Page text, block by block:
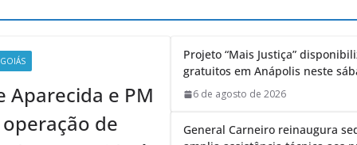
GOIÁS
Aparecida e PM
de
Projeto “Mais Justiça”
gratuitos em Anápolis neste
6 de agosto de 2026
General Carneiro reinaugura